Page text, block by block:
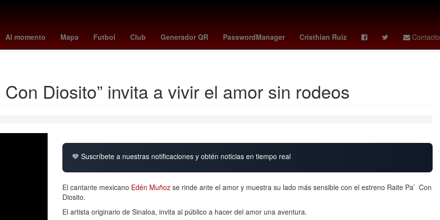
Al momento Mapa Futbol Club Generador QR PasswordManager Cristhian Ruiz Contacto
10 de noviembre tabla goleo mundial 2026 One Direction deportivo cali - pasto Marc Cucurella
ebola virus
Resultados Loteria Nacional Sorteo Mayor
Maíz transgénico
Con Diosito” invita a vivir el amor sin rodeos
💙 Suscríbete a nuestras notificaciones y obtén noticias en tiempo real
El cantante mexicano Edén Muñoz se rinde ante el amor y muestra su lado más sensible con el estreno Raite Pa’ Con
Diosito.
El artista originario de Sinaloa, invita al público a hacer del amor una aventura.